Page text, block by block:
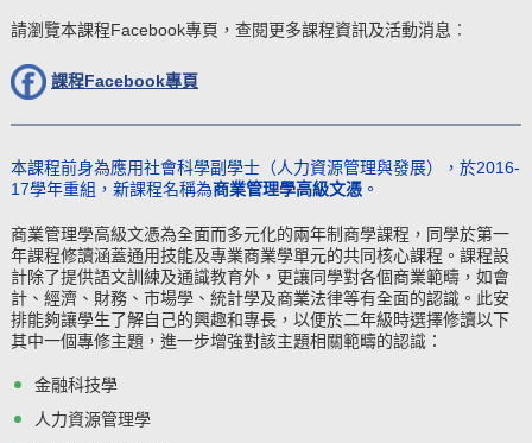
請瀏覽本課程Facebook專頁，查閱更多課程資訊及活動消息︰
課程Facebook專頁
本課程前身為應用社會科學副學士（人力資源管理與發展），於2016-
17學年重組，新課程名稱為商業管理學高級文憑 。
商業管理學高級文憑為全面而多元化的兩年制商學課程，同學於第一
年課程修讀涵蓋通用技能及專業商業學單元的共同核心課程。課程設
計除了提供語文訓練及通識教育外，更讓同學對各個商業範疇，如會
計、經濟、財務、市場學、統計學及商業法律等有全面的認識。此安
排能夠讓學生了解自己的興趣和專長，以便於二年級時選擇修讀以下
其中一個專修主題，進一步增強對該主題相關範疇的認識：
金融科技學
人力資源管理學